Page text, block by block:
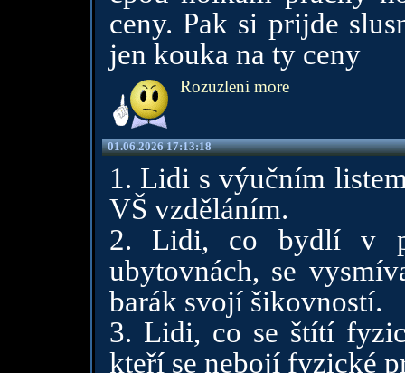
ceny. Pak si prijde
jen kouka na ty ceny
Rozuzleni more
01.06.2026 17:13:18
1. Lidi s výučním
VŠ vzděláním.
2. Lidi, co bydlí v
ubytovnách, se
barák svojí šikovností.
3. Lidi, co se štítí
kteří se nebojí fyzické